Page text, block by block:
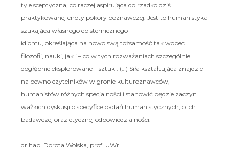
tyle sceptyczna, co raczej aspirująca do rzadko dziś
praktykowanej cnoty pokory poznawczej. Jest to humanistyka
szukająca własnego epistemicznego
idiomu, określająca na nowo swą tożsamość tak wobec
filozofii, nauki, jak i – co w tych rozważaniach szczególnie
dogłębnie eksplorowane – sztuki. (…) Siła kształtująca znajdzie
na pewno czytelników w gronie kulturoznawców,
humanistów różnych specjalności i stanowić będzie zaczyn
ważkich dyskusji o specyfice badań humanistycznych, o ich
badawczej oraz etycznej odpowiedzialności.
dr hab. Dorota Wolska, prof. UWr